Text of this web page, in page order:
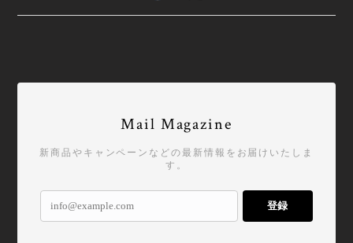
Mail Magazine
新商品やキャンペーンなどの最新情報をお届けいたしま
す。
登録